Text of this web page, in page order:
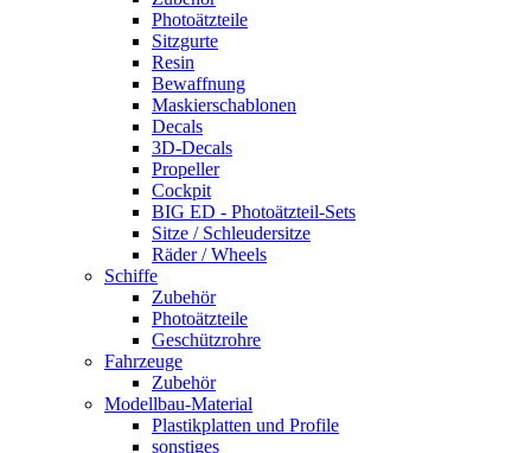
Photoätzteile
Sitzgurte
Resin
Bewaffnung
Maskierschablonen
Decals
3D-Decals
Propeller
Cockpit
BIG ED - Photoätzteil-Sets
Sitze / Schleudersitze
Räder / Wheels
Schiffe
Zubehör
Photoätzteile
Geschützrohre
Fahrzeuge
Zubehör
Modellbau-Material
Plastikplatten und Profile
sonstiges